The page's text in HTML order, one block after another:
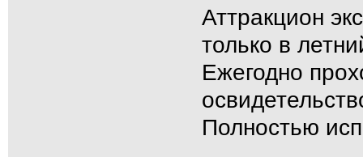
Аттракцион
только в
Ежегодно
Полностью